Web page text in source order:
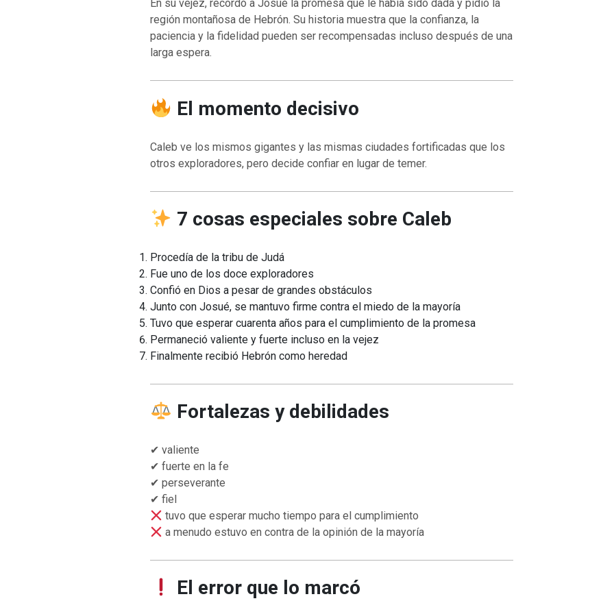
En su vejez, recordó a Josué la promesa que le había sido dada y pidió la
región montañosa de Hebrón. Su historia muestra que la confianza, la
paciencia y la fidelidad pueden ser recompensadas incluso después de una
larga espera.
El momento decisivo
Caleb ve los mismos gigantes y las mismas ciudades fortificadas que los
otros exploradores, pero decide confiar en lugar de temer.
7 cosas especiales sobre Caleb
Procedía de la tribu de Judá
Fue uno de los doce exploradores
Confió en Dios a pesar de grandes obstáculos
Junto con Josué, se mantuvo firme contra el miedo de la mayoría
Tuvo que esperar cuarenta años para el cumplimiento de la promesa
Permaneció valiente y fuerte incluso en la vejez
Finalmente recibió Hebrón como heredad
Fortalezas y debilidades
✔ valiente
✔ fuerte en la fe
✔ perseverante
✔ fiel
tuvo que esperar mucho tiempo para el cumplimiento
a menudo estuvo en contra de la opinión de la mayoría
El error que lo marcó
VOLVER A LA FUENTE DE LA VIDA |
oración que transforma el corazón |
dejes caer en tentación